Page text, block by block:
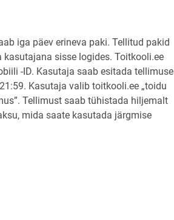
iga päev erineva paki. Tellitud pakid
sisse logides. Toitkooli.ee
-ID. Kasutaja saab esitada tellimuse
Kasutaja valib toitkooli.ee „toidu
Tellimust saab tühistada hiljemalt
mida saate kasutada järgmise